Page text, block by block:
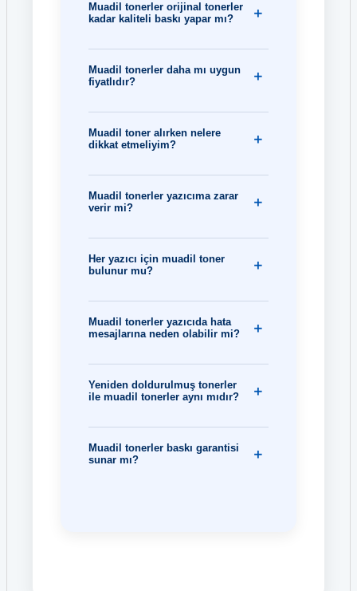
Muadil tonerler orijinal tonerler
kadar kaliteli baskı yapar mı?
Muadil tonerler daha mı uygun
fiyatlıdır?
Muadil toner alırken nelere
dikkat etmeliyim?
Muadil tonerler yazıcıma zarar
verir mi?
Her yazıcı için muadil toner
bulunur mu?
Muadil tonerler yazıcıda hata
mesajlarına neden olabilir mi?
Yeniden doldurulmuş tonerler
ile muadil tonerler aynı mıdır?
Muadil tonerler baskı garantisi
sunar mı?